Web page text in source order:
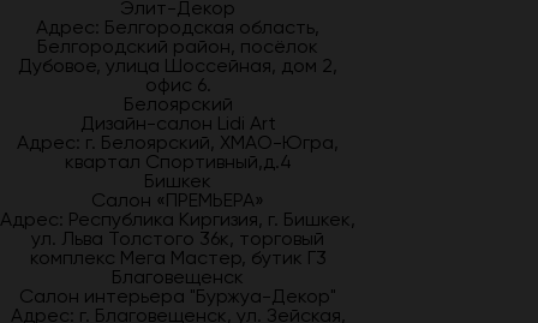
Элит-Декор
Адрес: Белгородская область,
Белгородский район, посёлок
Дубовое, улица Шоссейная, дом 2,
офис 6.
Белоярский
Дизайн-салон Lidi Art
Адрес: г. Белоярский, ХМАО-Югра,
квартал Спортивный,д.4
Бишкек
Салон «ПРЕМЬЕРА»
Адрес: Республика Киргизия, г. Бишкек,
ул. Льва Толстого 36к, торговый
комплекс Мега Мастер, бутик Г3
Благовещенск
Салон интерьера "Буржуа-Декор"
Адрес: г. Благовещенск, ул. Зейская,